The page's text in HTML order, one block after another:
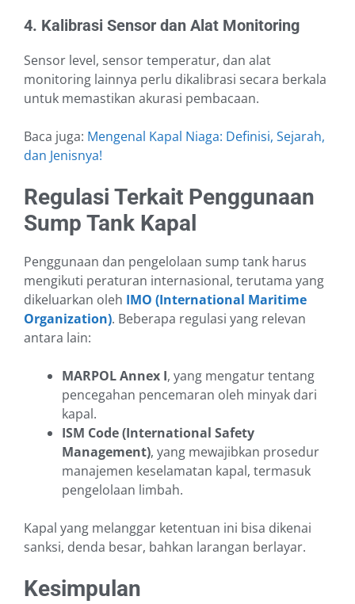
4. Kalibrasi Sensor dan Alat Monitoring
Sensor level, sensor temperatur, dan alat
monitoring lainnya perlu dikalibrasi secara berkala
untuk memastikan akurasi pembacaan.
Baca juga: Mengenal Kapal Niaga: Definisi, Sejarah,
dan Jenisnya!
Regulasi Terkait Penggunaan
Sump Tank Kapal
Penggunaan dan pengelolaan sump tank harus
mengikuti peraturan internasional, terutama yang
dikeluarkan oleh IMO (International Maritime
Organization). Beberapa regulasi yang relevan
antara lain:
MARPOL Annex I, yang mengatur tentang
pencegahan pencemaran oleh minyak dari
kapal.
ISM Code (International Safety
Management), yang mewajibkan prosedur
manajemen keselamatan kapal, termasuk
pengelolaan limbah.
Kapal yang melanggar ketentuan ini bisa dikenai
sanksi, denda besar, bahkan larangan berlayar.
Kesimpulan